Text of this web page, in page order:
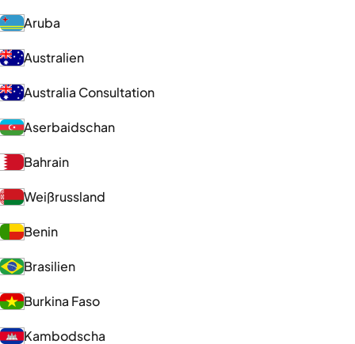
Aruba
Australien
Australia Consultation
Aserbaidschan
Bahrain
Weißrussland
Benin
Brasilien
Burkina Faso
Kambodscha